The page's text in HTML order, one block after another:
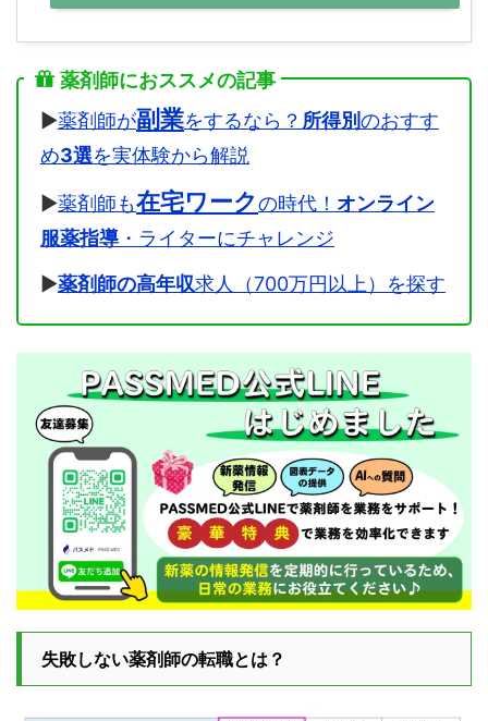
薬剤師におススメの記事
▶薬剤師が副業をするなら？ 所得別のおすす
め3選を実体験から解説
▶薬剤師も在宅ワークの時代！ オンライン
服薬指導 ・ライターにチャレンジ
▶薬剤師の高年収求人（700万円以上）を探す
失敗しない薬剤師の転職とは？